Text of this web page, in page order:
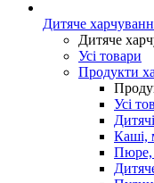
Дитяче
Дитяче
Усі товари
Продукти
Усі
Каші,
Пюре,